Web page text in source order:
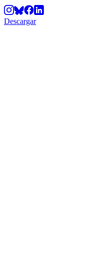
Descargar